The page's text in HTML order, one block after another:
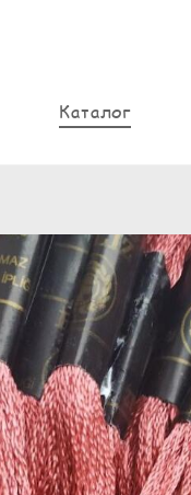
Каталог